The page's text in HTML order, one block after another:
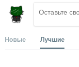
Новые Лучшие